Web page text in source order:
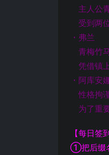
主人公
受到两
・弗兰
青梅竹
凭借镇
・阿库安
性格拘
为了重
【每日签
①把后缀